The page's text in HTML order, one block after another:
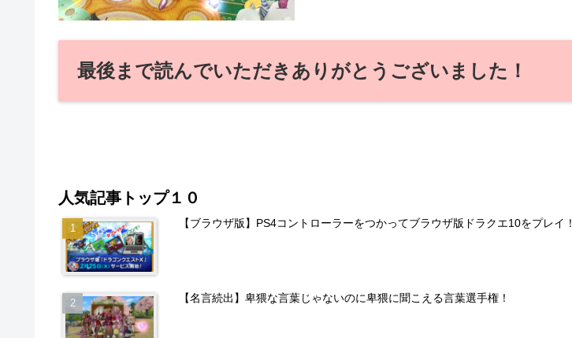
最後まで読んでいただきありがとうございました！
人気記事トップ１０
【ブラウザ版】PS4コントローラーをつかってブラウザ版ドラクエ10をプレイ！
【名言続出】卑猥な言葉じゃないのに卑猥に聞こえる言葉選手権！